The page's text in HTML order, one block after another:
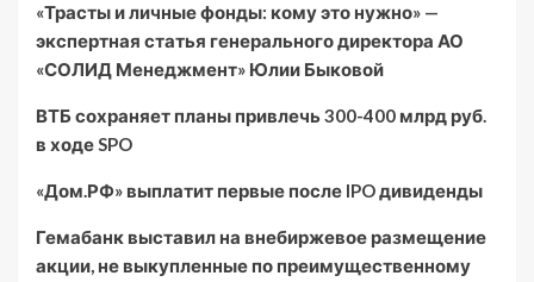
«Трасты и личные фонды: кому это нужно» —
экспертная статья генерального директора АО
«СОЛИД Менеджмент» Юлии Быковой
ВТБ сохраняет планы привлечь 300-400 млрд руб.
в ходе SPO
«Дом.РФ» выплатит первые после IPO дивиденды
Гемабанк выставил на внебиржевое размещение
акции, не выкупленные по преимущественному